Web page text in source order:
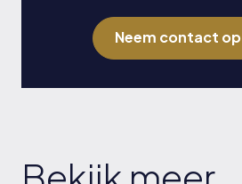
Neem contact op